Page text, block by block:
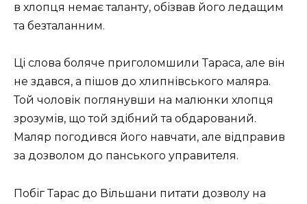
в хлопця немає таланту, обізвав його ледащим
та безталанним.
Ці слова боляче приголомшили Тараса, але він
не здався, а пішов до хлипнівського маляра.
Той чоловік поглянувши на малюнки хлопця
зрозумів, що той здібний та обдарований.
Маляр погодився його навчати, але відправив
за дозволом до панського управителя.
Побіг Тарас до Вільшани питати дозволу на